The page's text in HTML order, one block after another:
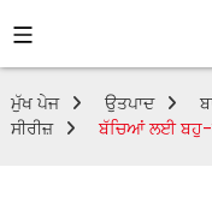
ਮੁੱਖ ਪੇਜ ਉਤਪਾਦ
ਸੀਰੀਜ਼
ਬੱਚਿਆਂ ਲਈ ਬਹੁ-